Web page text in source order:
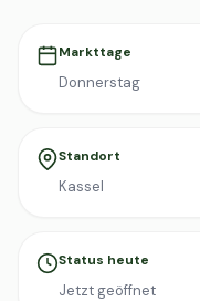
Markttage
Donnerstag
Standort
Kassel
Status heute
Jetzt geöffnet